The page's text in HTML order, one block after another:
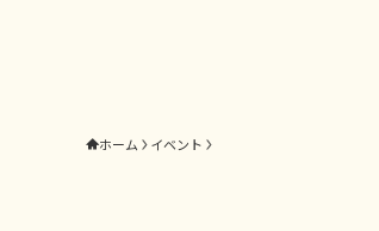
ホーム イベント